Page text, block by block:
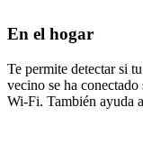
En el hogar
Te permite detectar si
vecino se ha
Wi-Fi. También ayuda